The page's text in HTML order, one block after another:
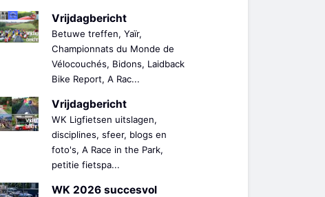
Vrijdagbericht
Betuwe treffen, Yaïr,
Championnats du Monde de
Vélocouchés, Bidons, Laidback
Bike Report, A Rac...
Vrijdagbericht
WK Ligfietsen uitslagen,
disciplines, sfeer, blogs en
foto's, A Race in the Park,
petitie fietspa...
WK 2026 succesvol